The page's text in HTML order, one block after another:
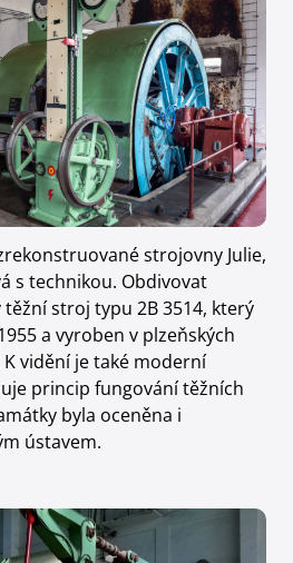
strojovny Julie,
s technikou. Obdivovat
stroj typu 2B 3514, který
a vyroben v plzeňských
K vidění je také moderní
princip fungování těžních
byla oceněna i
ústavem.